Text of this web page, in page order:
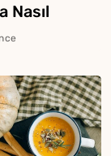
Nasıl